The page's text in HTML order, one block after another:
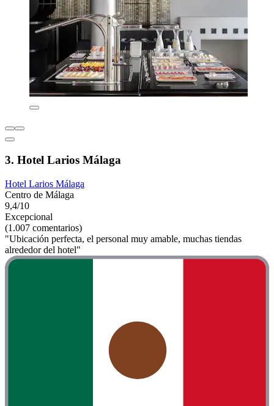
3. Hotel Larios Málaga
Hotel Larios Málaga
Centro de Málaga
9,4/10
Excepcional
(1.007 comentarios)
"Ubicación perfecta, el personal muy amable, muchas tiendas
alrededor del hotel"